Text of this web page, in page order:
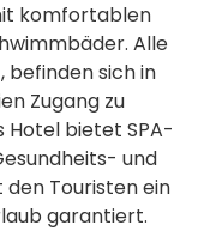
komfortablen
Alle
befinden sich in
Zugang zu
Hotel bietet SPA-
und
Touristen ein
garantiert.